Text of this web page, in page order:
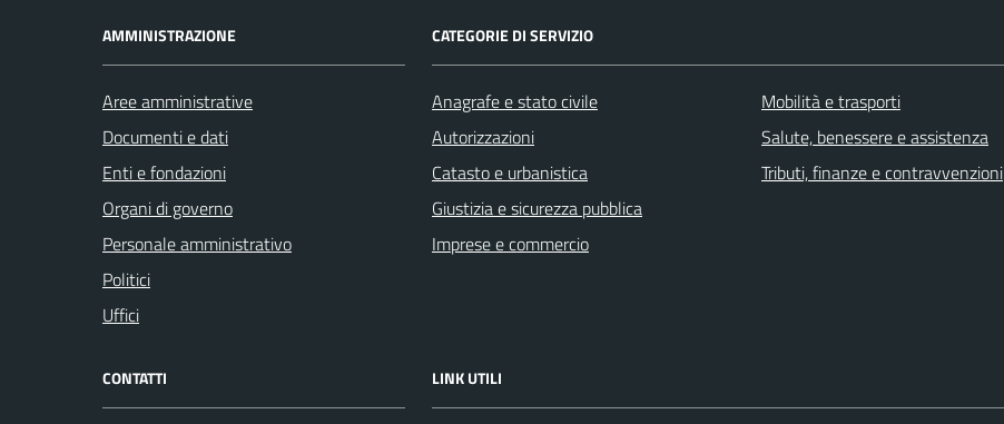
AMMINISTRAZIONE
Aree amministrative
Documenti e dati
Enti e fondazioni
Organi di governo
Personale amministrativo
Politici
Uffici
CATEGORIE DI SERVIZIO
Anagrafe e stato civile
Autorizzazioni
Catasto e urbanistica
Giustizia e sicurezza pubblica
Imprese e commercio
Mobilità e trasporti
Salute, benessere e assistenza
Tributi, finanze e contravvenzioni
CONTATTI LINK UTILI